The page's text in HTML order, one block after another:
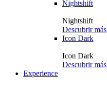
Nightshift
Nightshift
Descubrir más
Icon Dark
Icon Dark
Descubrir más
Experience